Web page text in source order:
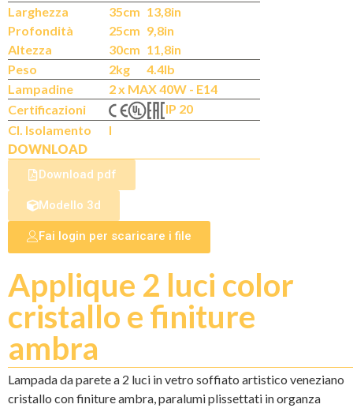
Larghezza
35cm 13,8in
Profondità
25cm 9,8in
Altezza
30cm 11,8in
Peso
2kg
4.4lb
Lampadine
2 x MAX 40W - E14
Certificazioni
IP 20
Cl. Isolamento
I
DOWNLOAD
Download pdf
Modello 3d
Fai login per scaricare i file
Applique 2 luci color
cristallo e finiture
ambra
Lampada da parete a 2 luci in vetro soffiato artistico veneziano
cristallo con finiture ambra, paralumi plissettati in organza